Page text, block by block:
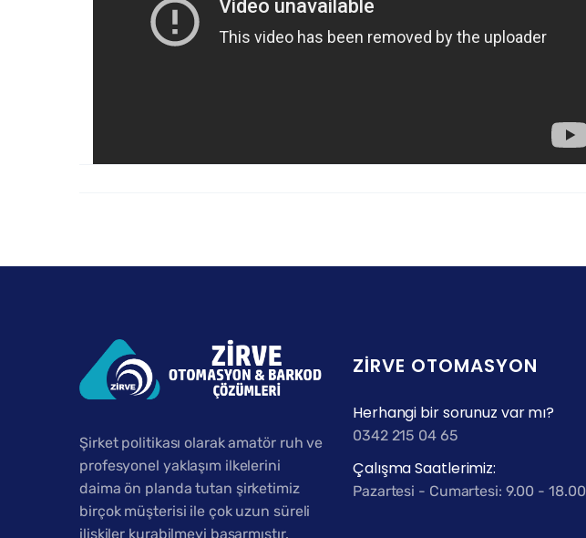
Şirket politikası olarak amatör ruh ve
profesyonel yaklaşım ilkelerini
daima ön planda tutan şirketimiz
birçok müşterisi ile çok uzun süreli
ilişkiler kurabilmeyi başarmıştır.
ZIRVE OTOMASYON
Herhangi bir sorunuz var mı?
0342 215 04 65
Çalışma Saatlerimiz:
Pazartesi - Cumartesi: 9.00 - 18.00